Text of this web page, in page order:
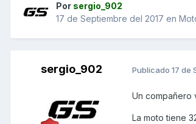
Por sergio_902
17 de Septiembre del 2017 en
sergio_902 Publicado 17 de
Un compañero
La moto tiene